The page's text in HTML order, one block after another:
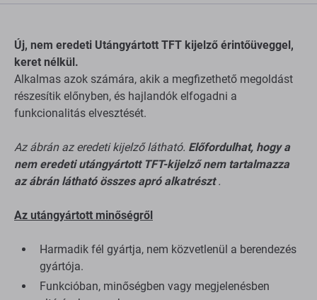
Új, nem eredeti Utángyártott TFT kijelző érintőüveggel,
keret nélkül.
Alkalmas azok számára, akik a megfizethető megoldást
részesítik előnyben, és hajlandók elfogadni a
funkcionalitás elvesztését.
Az ábrán az eredeti kijelző látható. Előfordulhat, hogy a
nem eredeti utángyártott TFT-kijelző nem tartalmazza
az ábrán látható összes apró alkatrészt.
Az utángyártott minőségről
Harmadik fél gyártja, nem közvetlenül a berendezés
gyártója.
Funkcióban, minőségben vagy megjelenésben